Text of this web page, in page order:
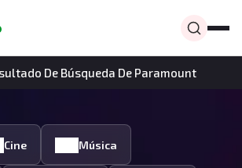
De Búsqueda De Paramount
Cine Música